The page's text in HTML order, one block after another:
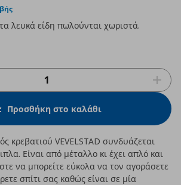
λευκά είδη πωλούνται χωριστά.
Προσθήκη στο καλάθι
κρεβατιού VEVELSTAD συνδυάζεται
Είναι από μέταλλο κι έχει απλό και
να μπορείτε εύκολα να τον αγοράσετε
σπίτι σας καθώς είναι σε μία